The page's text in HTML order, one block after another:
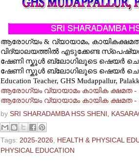
ആരോഗ്യം & വ്യായാമം, കായികക്ഷമത
വിദ്യാലയത്തിൽ എടുക്കേണ്ട
ഷേണി സ്കൂള്‍ ബ്ലോഗിലൂടെ ഷെയര്‍
ഷേണി സ്കൂള്‍ ബ്ലോഗിലൂടെ ഷെയര്‍
Education Teacher, GHS Mudappallur,
ആരോഗ്യം വ്യായാമം കായിക ക്ഷമത -
ആരോഗ്യം വ്യായാമം കായിക ക്ഷമത -
by SRI SHARADAMBA HSS SHENI,
Tags: 2025-2026 HEALTH & PHYSICAL
PHYSICAL EDUCATION